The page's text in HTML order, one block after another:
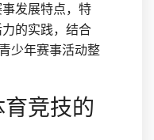
发展特点，特
的实践，结合
少年赛事活动整
竞技的